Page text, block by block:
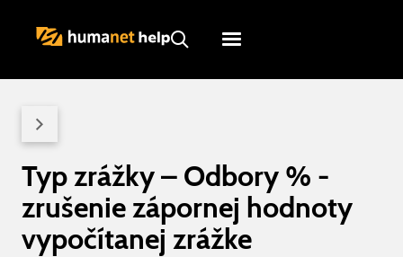
Humanet
Typ zrážky – Odbory % -
zrušenie zápornej hodnoty
vypočítanej zrážke